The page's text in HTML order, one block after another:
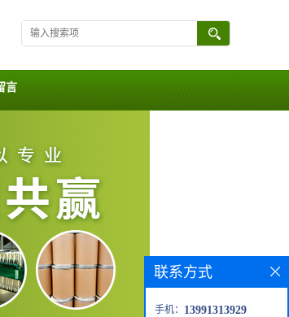
言
联系方式
手机： 13991313929